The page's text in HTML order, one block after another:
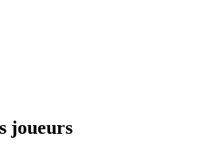
joueurs